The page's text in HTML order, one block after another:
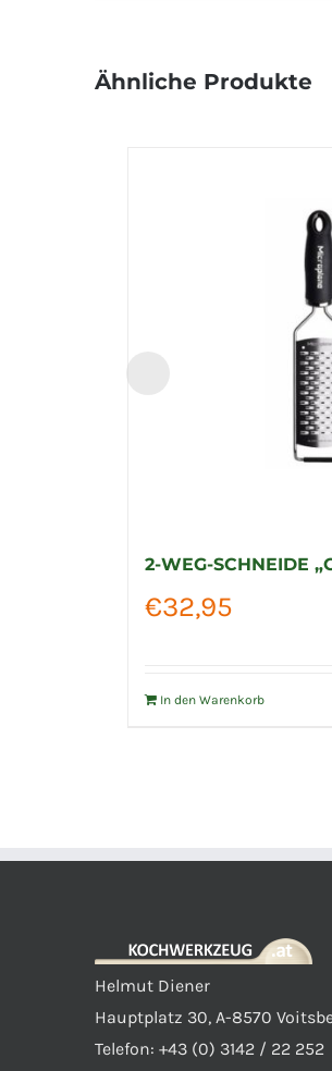
Ähnliche Produkte
2-WEG-SCHNEIDE
€32,95
In den Warenkorb
Helmut Diener
Hauptplatz 30, A-8570
Telefon: +43 (0) 3142 / 22 252